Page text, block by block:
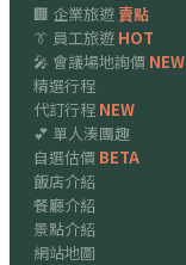
🏢 企業旅遊賣點
👔 員工旅遊 HOT
🎤 會議場地詢價 NEW
精選行程
代訂行程 NEW
💕 單人湊團趣
自選估價 BETA
飯店介紹
餐廳介紹
景點介紹
網站地圖